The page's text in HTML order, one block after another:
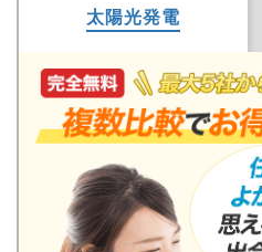
太陽光発電